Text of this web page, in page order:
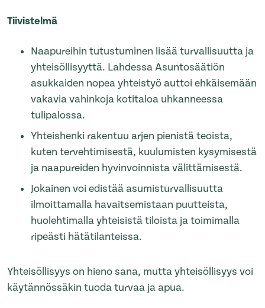
Tiivistelmä
Naapureihin tutustuminen lisää turvallisuutta ja
yhteisöllisyyttä. Lahdessa Asuntosäätiön
asukkaiden nopea yhteistyö auttoi ehkäisemään
vakavia vahinkoja kotitaloa uhkanneessa
tulipalossa.
Yhteishenki rakentuu arjen pienistä teoista,
kuten tervehtimisestä, kuulumisten kysymisestä
ja naapureiden hyvinvoinnista välittämisestä.
Jokainen voi edistää asumisturvallisuutta
ilmoittamalla havaitsemistaan puutteista,
huolehtimalla yhteisistä tiloista ja toimimalla
ripeästi hätätilanteissa.
Yhteisöllisyys on hieno sana, mutta yhteisöllisyys voi
käytännössäkin tuoda turvaa ja apua.